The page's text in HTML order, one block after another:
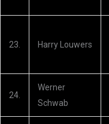
23. Harry Louwers
24.
Werner
Schwab